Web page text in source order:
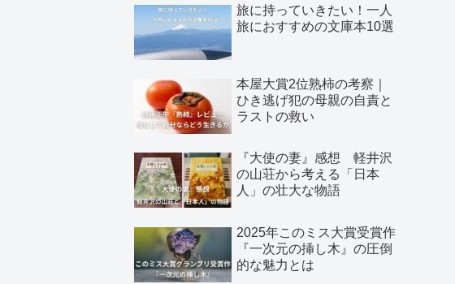
旅に持っていきたい！一人
旅におすすめの文庫本10選
本屋大賞2位熟柿の考察｜
ひき逃げ犯の母親の自責と
ラストの救い
『大使の妻』感想 軽井沢
の山荘から考える「日本
人」の壮大な物語
2025年このミス大賞受賞作
『一次元の挿し木』の圧倒
的な魅力とは